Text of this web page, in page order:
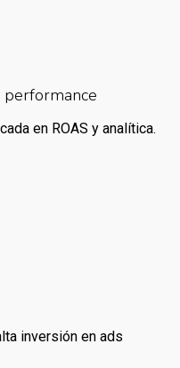
en ROAS y analítica.
inversión en ads